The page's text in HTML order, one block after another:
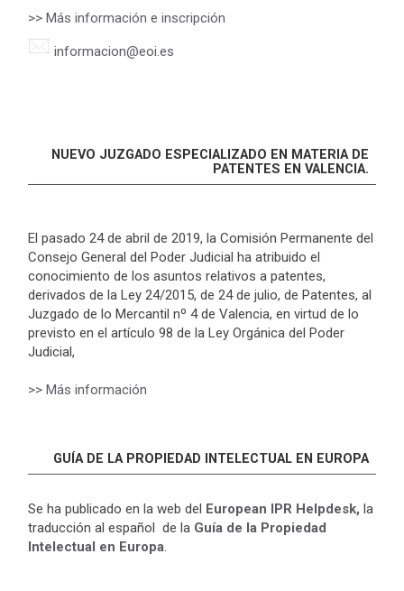
>> Más información e inscripción
informacion@eoi.es
NUEVO JUZGADO ESPECIALIZADO EN MATERIA DE
PATENTES EN VALENCIA.
El pasado 24 de abril de 2019, la Comisión Permanente del
Consejo General del Poder Judicial ha atribuido el
conocimiento de los asuntos relativos a patentes,
derivados de la Ley 24/2015, de 24 de julio, de Patentes, al
Juzgado de lo Mercantil nº 4 de Valencia, en virtud de lo
previsto en el artículo 98 de la Ley Orgánica del Poder
Judicial,
>> Más información
GUÍA DE LA PROPIEDAD INTELECTUAL EN EUROPA
Se ha publicado en la web del European IPR Helpdesk, la
traducción al español de la Guía de la Propiedad
Intelectual en Europa.